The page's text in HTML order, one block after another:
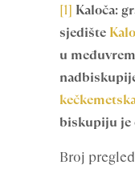
[1] Kaloča:
sjedište
u
biskupiju je
Broj